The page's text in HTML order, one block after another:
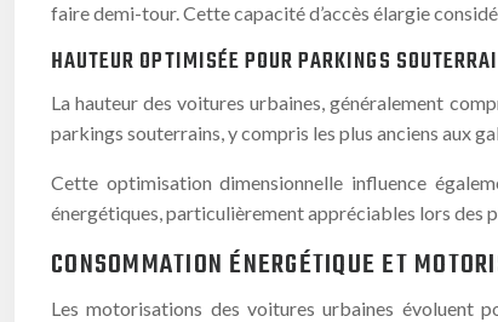
faire demi-tour. Cette capacité d’accès élargie
HAUTEUR OPTIMISÉE POUR PARKINGS
La hauteur des voitures urbaines, généralement
parkings souterrains, y compris les plus anciens aux
Cette optimisation dimensionnelle influence
énergétiques, particulièrement appréciables lors des
CONSOMMATION ÉNERGÉTIQUE ET
Les motorisations des voitures urbaines évoluent